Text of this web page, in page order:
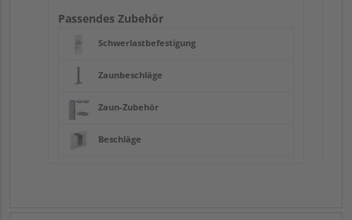
Passendes Zubehör
Schwerlastbefestigung
Zaunbeschläge
Zaun-Zubehör
Beschläge